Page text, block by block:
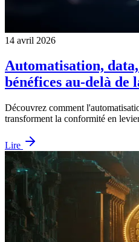
14 avril 2026
Automatisation,
bénéfices au-delà de
Découvrez comment
transforment la conformité en
Lire